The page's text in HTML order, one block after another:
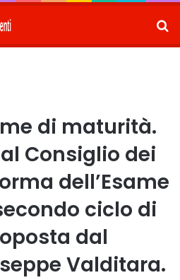
di maturità.
Consiglio dei
dell’Esame
ciclo di
dal
Valditara.